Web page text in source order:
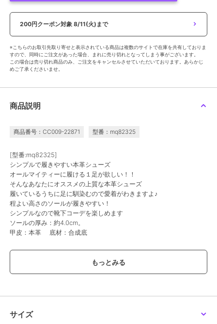
200円クーポン対象 8/11(火)まで
※こちらのお取引先取り寄せと表示されている商品は複数のサイトで在庫を共有しておりま
すので、同時にご注文があった場合、まれに売り切れとなってしまう事がございます。
この場合は売り切れ商品のみ、ご注文をキャンセルさせていただいております。あらかじ
めご了承くださいませ。
商品説明
商品番号：CC009-22871 型番：mq82325
[型番:mq82325]
シンプルで履きやすい本革シューズ
オールマイティーに履ける１足が欲しい！！
そんなあなたにオススメの上質な本革シューズ
履いているうちに足に馴染むので愛着がわきますよ♪
程よい高さのソールが履きやすい！
シンプルなので靴下コーデを楽しめます
ソールの厚み：約4.0cm。
甲皮：本革 底材：合成底
XS-22.5ｃｍ S-23.0ｃｍ M-23.5ｃｍ L-24.0ｃｍ LL-24.5ｃｍ
本革ですので、靴下などへの色移りにご注意ください。
また、雨の日の着用はお避けください。
サイズ